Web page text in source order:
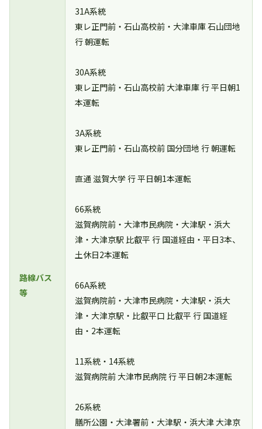
路線バス
等
31A系統
東レ正門前・石山高校前・大津車庫 石山団地
行 朝運転
30A系統
東レ正門前・石山高校前 大津車庫 行 平日朝1
本運転
3A系統
東レ正門前・石山高校前 国分団地 行 朝運転
直通 滋賀大学 行 平日朝1本運転
66系統
滋賀病院前・大津市民病院・大津駅・浜大
津・大津京駅 比叡平 行 国道経由・平日3本、
土休日2本運転
66A系統
滋賀病院前・大津市民病院・大津駅・浜大
津・大津京駅・比叡平口 比叡平 行 国道経
由・2本運転
11系統・14系統
滋賀病院前 大津市民病院 行 平日朝2本運転
26系統
膳所公園・大津署前・大津駅・浜大津 大津京